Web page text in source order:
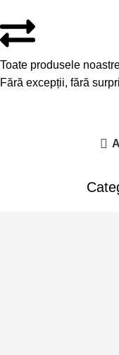
Toate produsele
Fără excepții, fără